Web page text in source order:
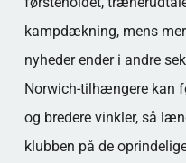
kampdækning, mens
nyheder ender i andre
Norwich-tilhængere kan
og bredere vinkler, så
klubben på de